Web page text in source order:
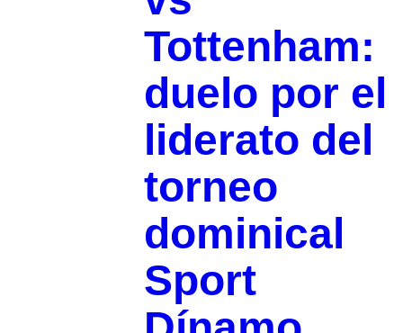
Tottenham:
duelo por el
liderato del
torneo
dominical
Sport